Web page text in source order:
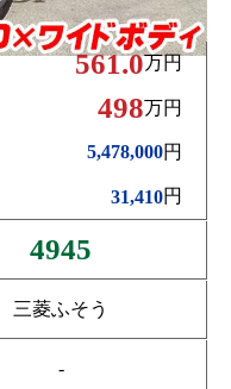
561.0万円
498万円
5,478,000円
31,410円
4945
三菱ふそう
-